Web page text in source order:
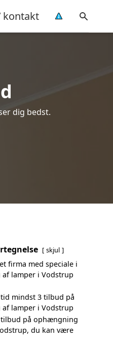
kontakt
dig bedst.
skjul
firma med speciale i
lamper i Vodstrup
mindst 3 tilbud på
lamper i Vodstrup
tilbud på ophængning
du kan være